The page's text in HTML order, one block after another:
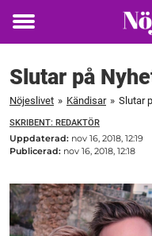
Toggle
Slutar på
Nöjeslivet » Kändisar » Slutar
SKRIBENT: REDAKTÖR
Uppdaterad: nov 16, 2018, 12:19
Publicerad: nov 16, 2018, 12:18